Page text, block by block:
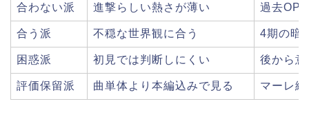
合わない派 進撃らしい熱さが薄い 過去OP
合う派 不穏な世界観に合う 4期の暗
困惑派 初見では判断しにくい 後から
評価保留派 曲単体より本編込みで見る マーレ